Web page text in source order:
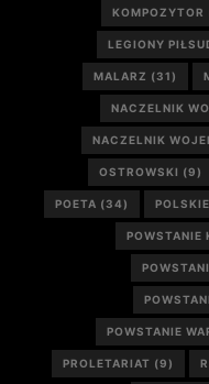
KOMPOZYTOR
LEGIONY
MALARZ (31)
NACZELNIK
NACZELNIK
OSTROWSKI (9)
POETA (34)
POWSTANIE
POWSTANIE
PROLETARIAT (9)